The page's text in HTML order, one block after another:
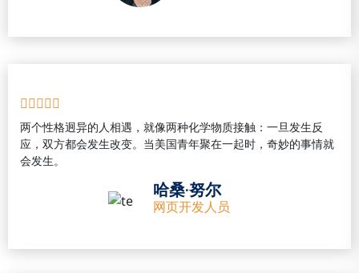
两个性格迥异的人相遇，就像两种化学物质接触：一旦发生反
应，双方都会发生改变。当美国青年聚在一起时，奇妙的事情就
会发生。
哈桑·努尔
网页开发人员